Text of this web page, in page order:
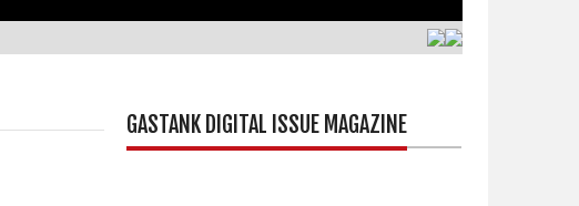
GASTANK DIGITAL ISSUE MAGAZINE